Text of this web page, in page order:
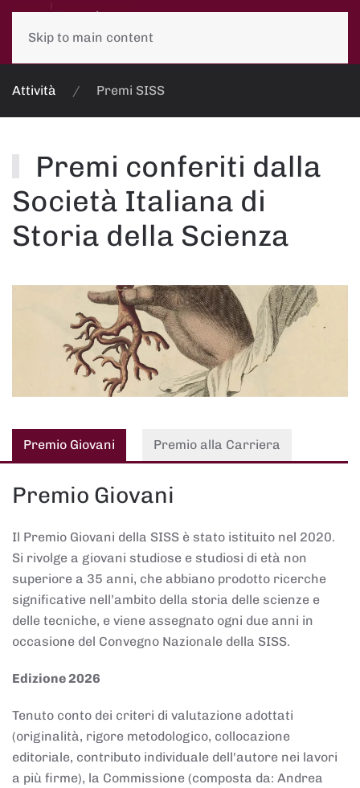
Skip to main content
Attività Premi SISS
Premi conferiti dalla
Società Italiana di
Storia della Scienza
Premio Giovani Premio alla Carriera
Premio Giovani
Il Premio Giovani della SISS è stato istituito nel 2020.
Si rivolge a giovani studiose e studiosi di età non
superiore a 35 anni, che abbiano prodotto ricerche
significative nell’ambito della storia delle scienze e
delle tecniche, e viene assegnato ogni due anni in
occasione del Convegno Nazionale della SISS.
Edizione 2026
Tenuto conto dei criteri di valutazione adottati
(originalità, rigore metodologico, collocazione
editoriale, contributo individuale dell'autore nei lavori
a più firme), la Commissione (composta da: Andrea